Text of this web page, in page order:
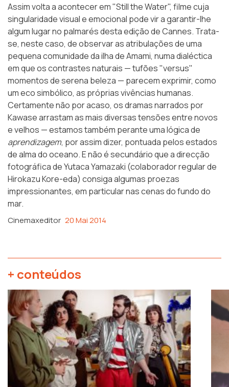
Assim volta a acontecer em"Still the Water", filme cuja
singularidade visual e emocional pode vir a garantir-lhe
algum lugar no palmarés desta edição de Cannes. Trata-
se, neste caso, de observar as atribulações de uma
pequena comunidade da ilha de Amami, numa dialéctica
em que os contrastes naturais — tufões "versus"
momentos de serena beleza — parecem exprimir, como
um eco simbólico, as próprias vivências humanas.
Certamente não por acaso, os dramas narrados por
Kawase arrastam as mais diversas tensões entre novos
e velhos — estamos também perante uma lógica de
aprendizagem, por assim dizer, pontuada pelos estados
de alma do oceano. E não é secundário que a direcção
fotográfica de Yutaca Yamazaki (colaborador regular de
Hirokazu Kore-eda) consiga algumas proezas
impressionantes, em particular nas cenas do fundo do
mar.
Cinemaxeditor 20 Mai 2014
+ conteúdos